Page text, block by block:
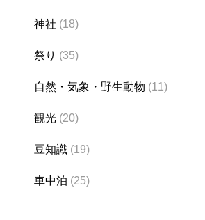
神社 (18)
祭り (35)
自然・気象・野生動物 (11)
観光 (20)
豆知識 (19)
車中泊 (25)